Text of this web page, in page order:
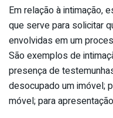
Em relação à intimação,
que serve para solicitar
envolvidas em um
São exemplos de
presença de
desocupado um imóvel;
móvel; para